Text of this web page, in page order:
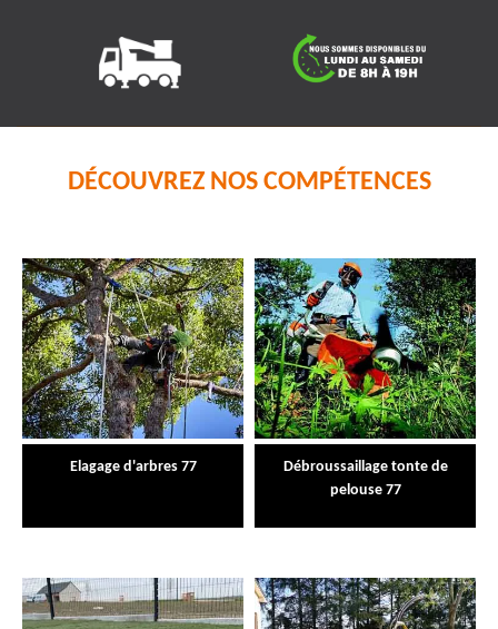
DÉCOUVREZ NOS COMPÉTENCES
Elagage d'arbres 77
Débroussaillage tonte de
pelouse 77